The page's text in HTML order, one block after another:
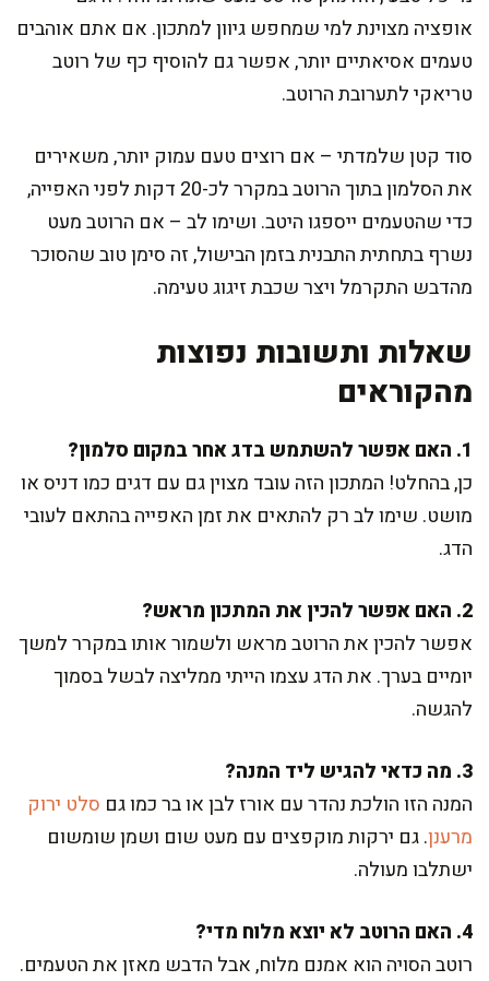
אופציה מצוינת למי שמחפש גיוון למתכון. אם אתם אוהבים
טעמים אסיאתיים יותר, אפשר גם להוסיף כף של רוטב
טריאקי לתערובת הרוטב.
סוד קטן שלמדתי – אם רוצים טעם עמוק יותר, משאירים
את הסלמון בתוך הרוטב במקרר לכ-20 דקות לפני האפייה,
כדי שהטעמים ייספגו היטב. ושימו לב – אם הרוטב מעט
נשרף בתחתית התבנית בזמן הבישול, זה סימן טוב שהסוכר
מהדבש התקרמל ויצר שכבת זיגוג טעימה.
שאלות ותשובות נפוצות
מהקוראים
1. האם אפשר להשתמש בדג אחר במקום סלמון?
כן, בהחלט! המתכון הזה עובד מצוין גם עם דגים כמו דניס או
מושט. שימו לב רק להתאים את זמן האפייה בהתאם לעובי
הדג.
2. האם אפשר להכין את המתכון מראש?
אפשר להכין את הרוטב מראש ולשמור אותו במקרר למשך
יומיים בערך. את הדג עצמו הייתי ממליצה לבשל בסמוך
להגשה.
3. מה כדאי להגיש ליד המנה?
המנה הזו הולכת נהדר עם אורז לבן או בר כמו גם סלט ירוק
מרענן. גם ירקות מוקפצים עם מעט שום ושמן שומשום
ישתלבו מעולה.
4. האם הרוטב לא יוצא מלוח מדי?
רוטב הסויה הוא אמנם מלוח, אבל הדבש מאזן את הטעמים.